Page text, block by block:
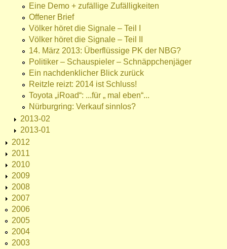
Eine Demo + zufällige Zufälligkeiten
Offener Brief
Völker höret die Signale – Teil I
Völker höret die Signale – Teil II
14. März 2013: Überflüssige PK der NBG?
Politiker – Schauspieler – Schnäppchenjäger
Ein nachdenklicher Blick zurück
Reitzle reizt: 2014 ist Schluss!
Toyota „iRoad“: ...für „ mal eben“...
Nürburgring: Verkauf sinnlos?
2013-02
2013-01
2012
2011
2010
2009
2008
2007
2006
2005
2004
2003